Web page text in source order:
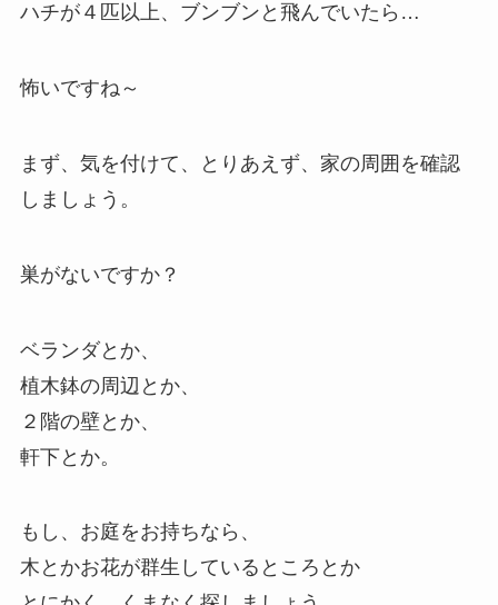
ハチが４匹以上、ブンブンと飛んでいたら…
怖いですね～
まず、気を付けて、とりあえず、家の周囲を確認
しましょう。
巣がないですか？
ベランダとか、
植木鉢の周辺とか、
２階の壁とか、
軒下とか。
もし、お庭をお持ちなら、
木とかお花が群生しているところとか